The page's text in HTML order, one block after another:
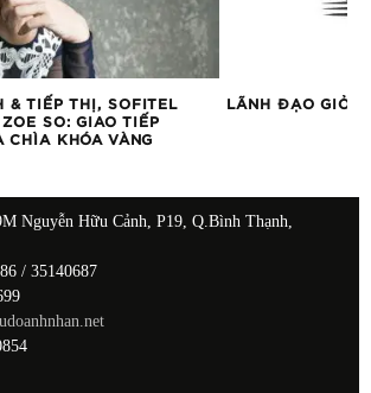
& TIẾP THỊ, SOFITEL
SO: GIAO TIẾP
CHÌA KHÓA VÀNG
LÃNH ĐẠO GIỎI
Nguyễn Hữu Cảnh, P19, Q.Bình Thạnh,
/ 35140687